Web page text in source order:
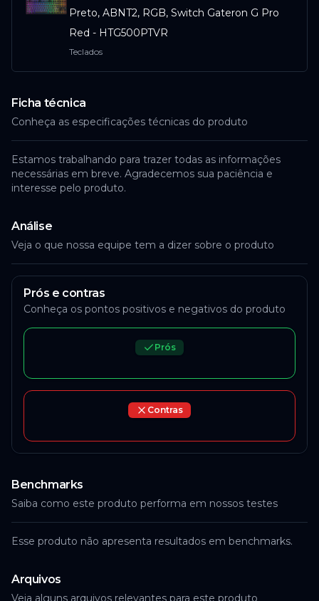
Preto, ABNT2, RGB, Switch Gateron G Pro
Red - HTG500PTVR
Teclados
Ficha técnica
Conheça as especificações técnicas do produto
Estamos trabalhando para trazer todas as informações
necessárias em breve. Agradecemos sua paciência e
interesse pelo produto.
Análise
Veja o que nossa equipe tem a dizer sobre o produto
Prós e contras
Conheça os pontos positivos e negativos do produto
Prós
Contras
Benchmarks
Saiba como este produto performa em nossos testes
Esse produto não apresenta resultados em benchmarks.
Arquivos
Veja alguns arquivos relevantes para este produto